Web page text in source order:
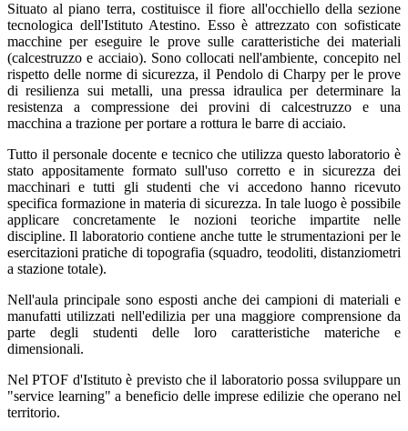
Situato al piano terra, costituisce il fiore all'occhiello della sezione
tecnologica dell'Istituto Atestino. Esso è attrezzato con sofisticate
macchine per eseguire le prove sulle caratteristiche dei materiali
(calcestruzzo e acciaio). Sono collocati nell'ambiente, concepito nel
rispetto delle norme di sicurezza, il Pendolo di Charpy per le prove
di resilienza sui metalli, una pressa idraulica per determinare la
resistenza a compressione dei provini di calcestruzzo e una
macchina a trazione per portare a rottura le barre di acciaio.
Tutto il personale docente e tecnico che utilizza questo laboratorio è
stato appositamente formato sull'uso corretto e in sicurezza dei
macchinari e tutti gli studenti che vi accedono hanno ricevuto
specifica formazione in materia di sicurezza. In tale luogo è possibile
applicare concretamente le nozioni teoriche impartite nelle
discipline. Il laboratorio contiene anche tutte le strumentazioni per le
esercitazioni pratiche di topografia (squadro, teodoliti, distanziometri
a stazione totale).
Nell'aula principale sono esposti anche dei campioni di materiali e
manufatti utilizzati nell'edilizia per una maggiore comprensione da
parte degli studenti delle loro caratteristiche materiche e
dimensionali.
Nel PTOF d'Istituto è previsto che il laboratorio possa sviluppare un
"service learning" a beneficio delle imprese edilizie che operano nel
territorio.